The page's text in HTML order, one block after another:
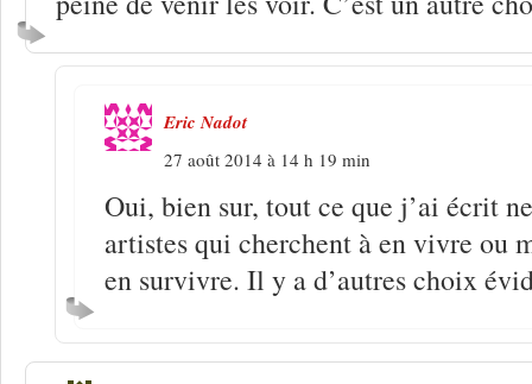
Eric Nadot
27 août 2014 à 14 h 19 min
Oui, bien sur, tout ce que j’ai écrit
artistes qui cherchent à en vivre ou
en survivre. Il y a d’autres choix